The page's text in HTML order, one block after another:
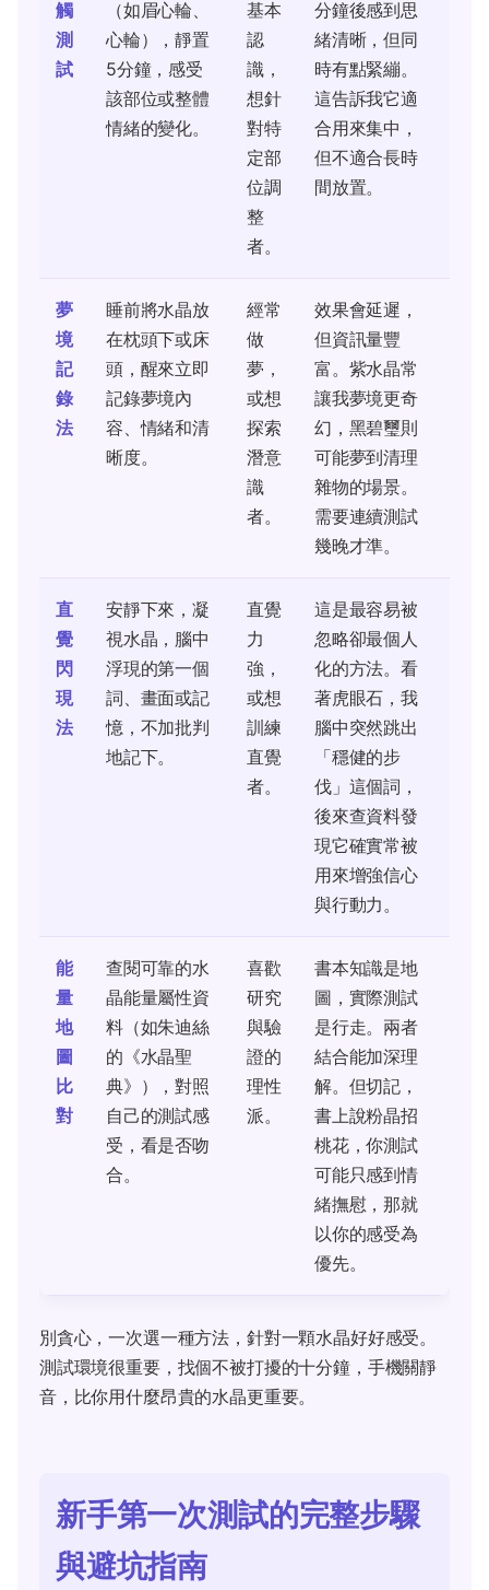
觸
測
試
（如眉心輪、
心輪），靜置
5分鐘，感受
該部位或整體
情緒的變化。
基本
認
識，
想針
對特
定部
位調
整
者。
分鐘後感到思
緒清晰，但同
時有點緊繃。
這告訴我它適
合用來集中，
但不適合長時
間放置。
夢
境
記
錄
法
睡前將水晶放
在枕頭下或床
頭，醒來立即
記錄夢境內
容、情緒和清
晰度。
經常
做
夢，
或想
探索
潛意
識
者。
效果會延遲，
但資訊量豐
富。紫水晶常
讓我夢境更奇
幻，黑碧璽則
可能夢到清理
雜物的場景。
需要連續測試
幾晚才準。
直
覺
閃
現
法
安靜下來，凝
視水晶，腦中
浮現的第一個
詞、畫面或記
憶，不加批判
地記下。
直覺
力
強，
或想
訓練
直覺
者。
這是最容易被
忽略卻最個人
化的方法。看
著虎眼石，我
腦中突然跳出
「穩健的步
伐」這個詞，
後來查資料發
現它確實常被
用來增強信心
與行動力。
能
量
地
圖
比
對
查閱可靠的水
晶能量屬性資
料（如朱迪絲
的《水晶聖
典》），對照
自己的測試感
受，看是否吻
合。
喜歡
研究
與驗
證的
理性
派。
書本知識是地
圖，實際測試
是行走。兩者
結合能加深理
解。但切記，
書上說粉晶招
桃花，你測試
可能只感到情
緒撫慰，那就
以你的感受為
優先。
別貪心，一次選一種方法，針對一顆水晶好好感受。
測試環境很重要，找個不被打擾的十分鐘，手機關靜
音，比你用什麼昂貴的水晶更重要。
新手第一次測試的完整步驟
與避坑指南